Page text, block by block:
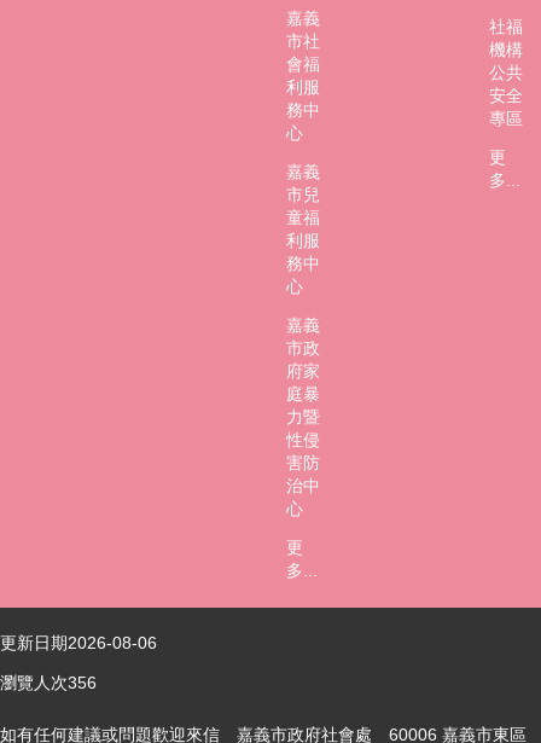
嘉義
市社
會福
利服
務中
心
嘉義
市兒
童福
利服
務中
心
嘉義
市政
府家
庭暴
力暨
性侵
害防
治中
心
更
多...
社福
機構
公共
安全
專區
更
多...
更新日期2026-08-06
瀏覽人次356
如有任何建議或問題歡迎來信 嘉義市政府社會處 60006 嘉義市東區